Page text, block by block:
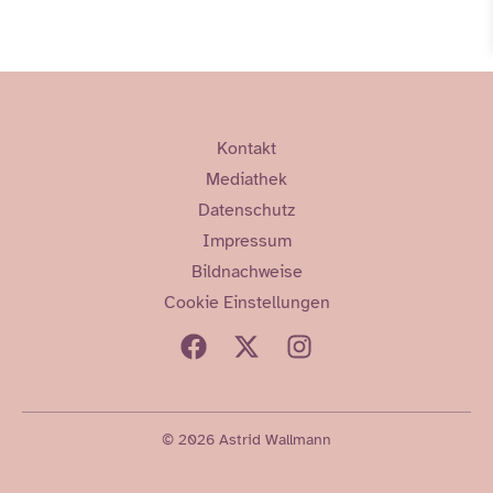
Kontakt
Mediathek
Datenschutz
Impressum
Bildnachweise
Cookie Einstellungen
© 2026 Astrid Wallmann